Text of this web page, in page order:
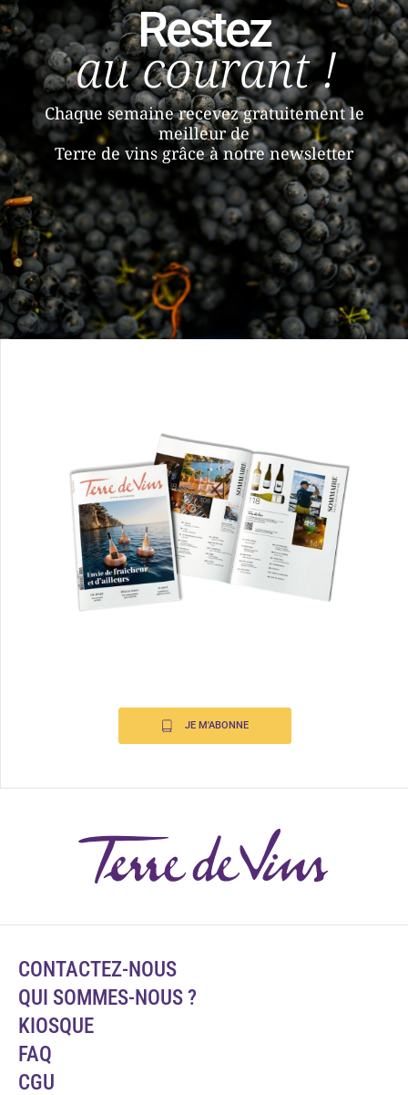
Restez
au courant !
Chaque semaine recevez gratuitement le
meilleur de
Terre de vins grâce à notre newsletter
JE M'ABONNE
CONTACTEZ-NOUS
QUI SOMMES-NOUS ?
KIOSQUE
FAQ
CGU